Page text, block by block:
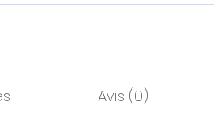
Avis (0)